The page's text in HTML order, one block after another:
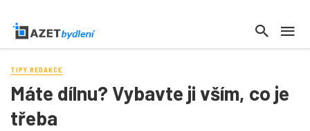
TIPY REDAKCE
Máte dílnu? Vybavte ji vším, co je
třeba